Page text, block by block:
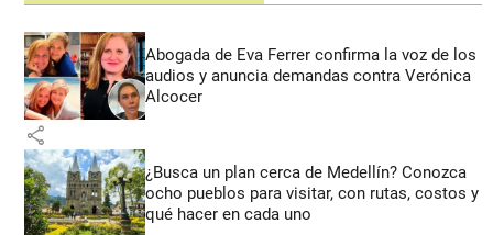
Abogada de Eva Ferrer confirma la voz de los
audios y anuncia demandas contra Verónica
Alcocer
share
¿Busca un plan cerca de Medellín? Conozca
ocho pueblos para visitar, con rutas, costos y
qué hacer en cada uno